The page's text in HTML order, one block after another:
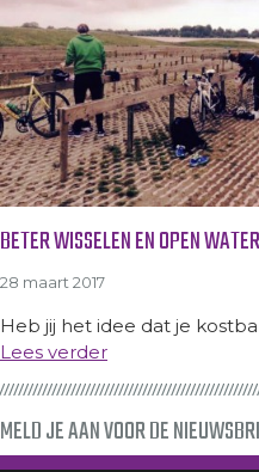
BETER WISSELEN EN OPEN
28 maart 2017
Heb jij het idee dat je
Lees verder
MELD JE AAN VOOR DE